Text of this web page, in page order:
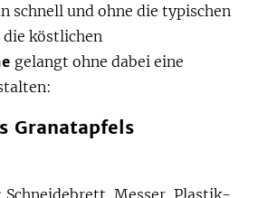
schnell und ohne die typischen
köstlichen
gelangt ohne dabei eine
Granatapfels
Schneidebrett, Messer, Plastik-